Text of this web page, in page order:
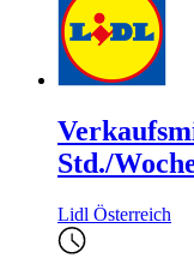
Std./
Lidl Österreich